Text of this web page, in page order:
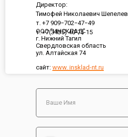
ООО "ИНСКЛАД"
г. Нижний Тагил
Свердловская область
ул. Алтайская 74
сайт: www. insklad-nt.ru
Директор:
Тимофей Николаевич Шепелев
т. +7 909−702−47−49
т. +7(3435) 40-75-15